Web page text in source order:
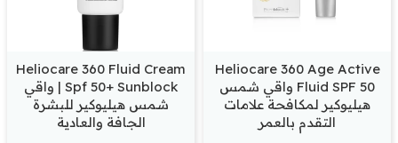
Heliocare 360 Age Active
Fluid SPF 50 واقي شمس
هيليوكير لمكافحة علامات
التقدم بالعمر
Heliocare 360 Fluid Cream
Spf 50+ Sunblock | واقي
شمس هيليوكير للبشرة
الجافة والعادية